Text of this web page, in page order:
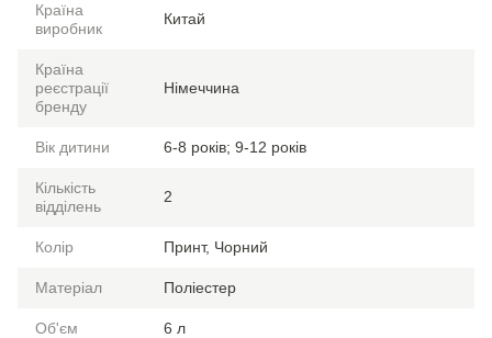
Країна
виробник
Китай
Країна
реєстрації
бренду
Німеччина
Вік дитини 6-8 років; 9-12 років
Кількість
відділень
2
Колір Принт, Чорний
Матеріал Поліестер
Об'єм 6 л